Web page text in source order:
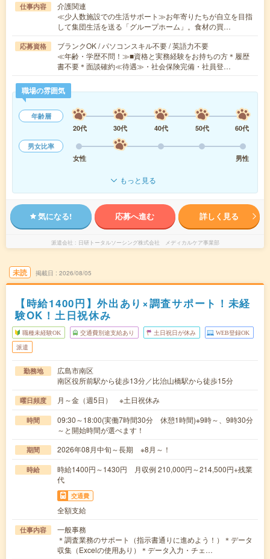
仕事内容
介護関連
≪少人数施設での生活サポート≫お年寄りたちが自立を目指
して集団生活を送る「グループホーム」。食材の買…
応募資格
ブランクOK / パソコンスキル不要 / 英語力不要
≪年齢・学歴不問！≫■資格と実務経験をお持ちの方＊履歴
書不要＊面談確約≪待遇≫・社会保険完備・社員登…
職場の雰囲気
年齢層
20代
30代 40代 50代
60代
男女比率
女性
男性
もっと見る
気になる! 応募へ進む 詳しく見る
派遣会社 日研トータルソーシング株式会社 メディカルケア事業部
未読 掲載日 2026/08/05
【時給1400円】外出あり×調査サポート！未経
験OK！土日祝休み
職種未経験OK 交通費別途支給あり 土日祝日が休み WEB登録OK
派遣
勤務地
広島市南区
南区役所前駅から徒歩13分／比治山橋駅から徒歩15分
曜日頻度 月～金（週5日） ※土日祝休み
時間
09:30～18:00(実働7時間30分 休憩1時間)※9時～、9時30分
～と開始時間が選べます！
期間 2026年08月中旬～長期 ※8月～！
時給
時給1400円～1430円 月収例 210,000円～214,500円+残業
代
交通費
全額支給
仕事内容
一般事務
＊調査業務のサポート（指示書通りに進めよう！）＊データ
収集（Excelの使用あり）＊データ入力・チェ…